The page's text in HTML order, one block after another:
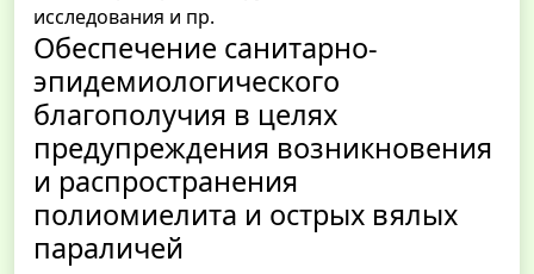
исследования и пр.
Обеспечение санитарно-
эпидемиологического
благополучия в целях
предупреждения возникновения
и распространения
полиомиелита и острых вялых
параличей